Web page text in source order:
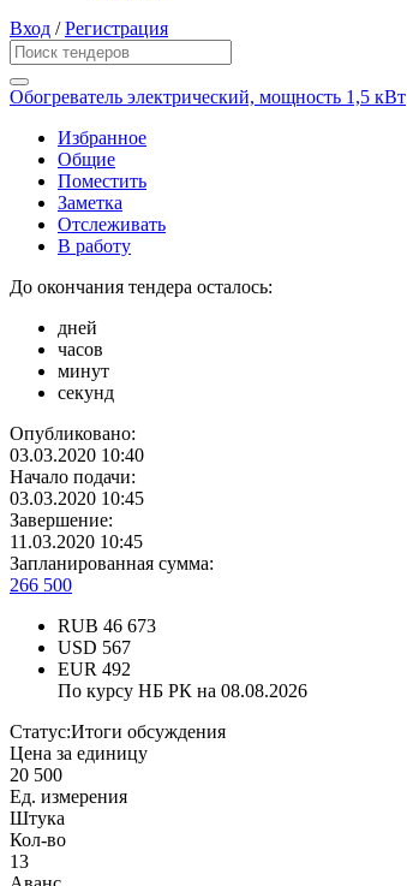
Вход /Регистрация
Обогреватель электрический, мощность 1,5 кВт
Избранное
Общие
Поместить
Заметка
Отслеживать
В работу
До окончания тендера осталось:
дней
часов
минут
секунд
Опубликовано:
03.03.2020 10:40
Начало подачи:
03.03.2020 10:45
Завершение:
11.03.2020 10:45
Запланированная сумма:
266 500
RUB 46 673
USD 567
EUR 492
По курсу НБ РК на 08.08.2026
Статус:Итоги обсуждения
Цена за единицу
20 500
Ед. измерения
Штука
Кол-во
13